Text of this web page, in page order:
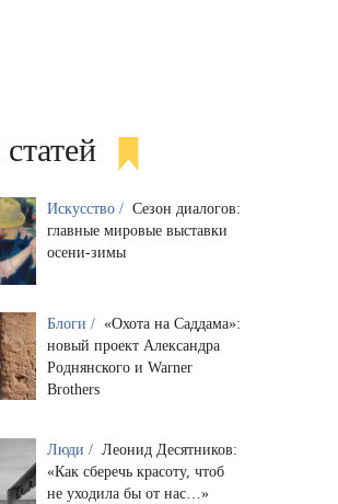
Искусство / Сезон диалогов:
главные мировые выставки
осени-зимы
Блоги / «Охота на Саддама»:
новый проект Александра
Роднянского и Warner
Brothers
Люди / Леонид Десятников:
«Как сберечь красоту, чтоб
не уходила бы от нас…»